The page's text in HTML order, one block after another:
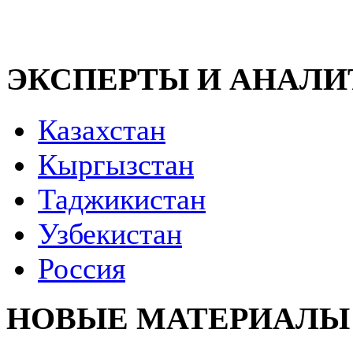
ЭКСПЕРТЫ И
Казахстан
Кыргызстан
Таджикистан
Узбекистан
Россия
НОВЫЕ МАТЕРИАЛЫ